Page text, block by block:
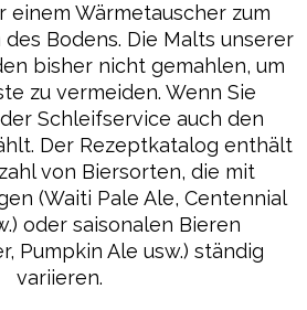
einem Wärmetauscher zum
Bodens. Die Malts unserer
bisher nicht gemahlen, um
zu vermeiden. Wenn Sie
Schleifservice auch den
Der Rezeptkatalog enthält
von Biersorten, die mit
(Waiti Pale Ale, Centennial
oder saisonalen Bieren
Pumpkin Ale usw.) ständig
variieren.